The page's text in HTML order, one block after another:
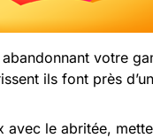
votre
ils font près
avec le abritée,